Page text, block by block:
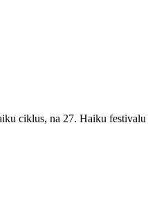
ciklus, na 27. Haiku